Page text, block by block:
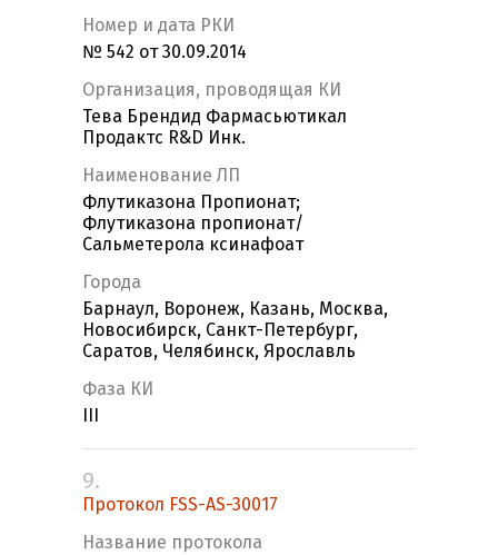
Номер и дата РКИ
№ 542 от 30.09.2014
Организация, проводящая КИ
Тева Брендид Фармасьютикал
Продактс R&D Инк.
Наименование ЛП
Флутиказона Пропионат;
Флутиказона пропионат/
Сальметерола ксинафоат
Города
Барнаул, Воронеж, Казань, Москва,
Новосибирск, Санкт-Петербург,
Саратов, Челябинск, Ярославль
Фаза КИ
9.
Протокол FSS-AS-30017
Название протокола